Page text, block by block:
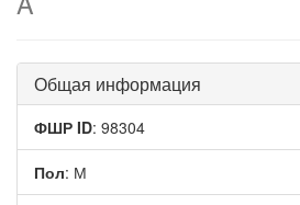
Общая информация
ФШР ID: 98304
Пол: М